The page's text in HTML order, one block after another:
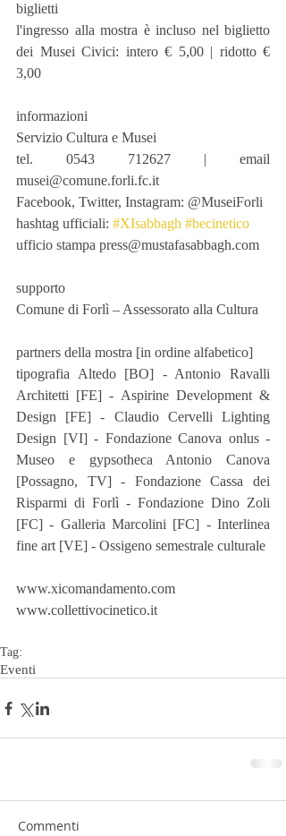
biglietti
l'ingresso alla mostra è incluso nel biglietto
dei Musei Civici: intero € 5,00 | ridotto €
3,00
informazioni
Servizio Cultura e Musei
tel. 0543 712627 | email
musei@comune.forli.fc.it
Facebook, Twitter, Instagram: @MuseiForli
hashtag ufficiali: #XIsabbagh #becinetico
ufficio stampa press@mustafasabbagh.com
supporto
Comune di Forlì – Assessorato alla Cultura
partners della mostra [in ordine alfabetico]
tipografia Altedo [BO] - Antonio Ravalli
Architetti [FE] - Aspirine Development &
Design [FE] - Claudio Cervelli Lighting
Design [VI] - Fondazione Canova onlus -
Museo e gypsotheca Antonio Canova
[Possagno, TV] - Fondazione Cassa dei
Risparmi di Forlì - Fondazione Dino Zoli
[FC] - Galleria Marcolini [FC] - Interlinea
fine art [VE] - Ossigeno semestrale culturale
www.xicomandamento.com
www.collettivocinetico.it
Tag:
Eventi
Commenti